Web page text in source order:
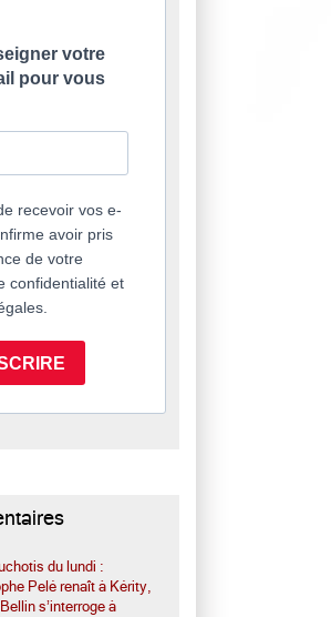
votre
pour vous
recevoir vos e-
avoir pris
de votre
confidentialité et
du lundi :
Pelé renaît à Kérity,
s’interroge à